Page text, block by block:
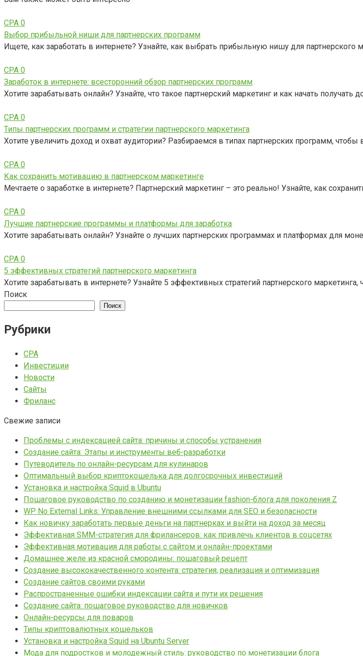
CPA 0
Выбор прибыльной ниши для партнерских программ
Ищете, как заработать в интернете? Узнайте, как выбрать прибыльную нишу для партнерского
CPA 0
Заработок в интернете: всесторонний обзор партнерских программ
Хотите зарабатывать онлайн? Узнайте, что такое партнерский маркетинг и как начать получать
CPA 0
Типы партнерских программ и стратегии партнерского маркетинга
Хотите увеличить доход и охват аудитории? Разбираемся в типах партнерских программ,
CPA 0
Как сохранить мотивацию в партнерском маркетинге
Мечтаете о заработке в интернете? Партнерский маркетинг – это реально! Узнайте, как
CPA 0
Лучшие партнерские программы и платформы для заработка
Хотите зарабатывать онлайн? Узнайте о лучших партнерских программах и платформах для
CPA 0
5 эффективных стратегий партнерского маркетинга
Хотите зарабатывать в интернете? Узнайте 5 эффективных стратегий партнерского
Поиск
Поиск
Рубрики
CPA
Инвестиции
Новости
Сайты
Фриланс
Свежие записи
Проблемы с индексацией сайта: причины и способы устранения
Создание сайта: Этапы и инструменты веб-разработки
Путеводитель по онлайн-ресурсам для кулинаров
Оптимальный выбор криптокошелька для долгосрочных инвестиций
Установка и настройка Squid в Ubuntu
Пошаговое руководство по созданию и монетизации fashion-блога для поколения Z
WP No External Links: Управление внешними ссылками для SEO и безопасности
Как новичку заработать первые деньги на партнерках и выйти на доход за месяц
Эффективная SMM-стратегия для фрилансеров: как привлечь клиентов в соцсетях
Эффективная мотивация для работы с сайтом и онлайн-проектами
Домашнее желе из красной смородины: пошаговый рецепт
Создание высококачественного контента: стратегия, реализация и оптимизация
Создание сайтов своими руками
Распространенные ошибки индексации сайта и пути их решения
Создание сайта: пошаговое руководство для новичков
Онлайн-ресурсы для поваров
Типы криптовалютных кошельков
Установка и настройка Squid на Ubuntu Server
Мода для подростков и молодежный стиль: руководство по монетизации блога